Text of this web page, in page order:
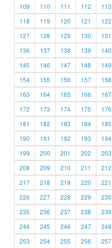
109
110 111 112 113
118
119 120 121 122
127
128 129 130 131
136
137 138 139 140
145
146 147 148 149
154
155 156 157 158
163
164 165 166 167
172
173 174 175 176
181
182 183 184 185
190
191 192 193 194
199
200 201 202 203
208
209 210 211 212
217
218 219 220 221
226
227 228 229 230
235
236 237 238 239
244
245 246 247 248
253
254 255 256 257